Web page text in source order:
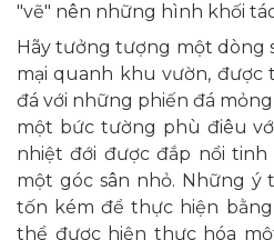
"vẽ" nên những hình khối
Hãy tưởng tượng một dòng
mại quanh khu vườn, được
đá với những phiến đá
một bức tường phù điêu
nhiệt đới được đắp nổi tinh
một góc sân nhỏ. Những ý
tốn kém để thực hiện
thể được hiện thực hóa